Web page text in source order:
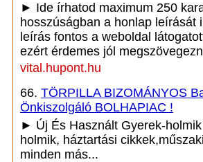
► Ide írhatod maximum 250
hosszúságban a honlap leírását
leírás fontos a weboldal
ezért érdemes jól
vital.hupont.hu
66. TÖRPILLA BIZOMÁNYOS
Önkiszolgáló BOLHAPIAC !
► Új És Használt Gyerek-
holmik, háztartási
minden más...